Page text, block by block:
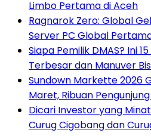
Limbo Pertama di Aceh
Ragnarok Zero: Global
Server PC Global
Siapa Pemilik DMAS? Ini
Terbesar dan Manuver
Sundown Markette 2026
Maret, Ribuan
Dicari Investor yang
Curug Cigobang dan